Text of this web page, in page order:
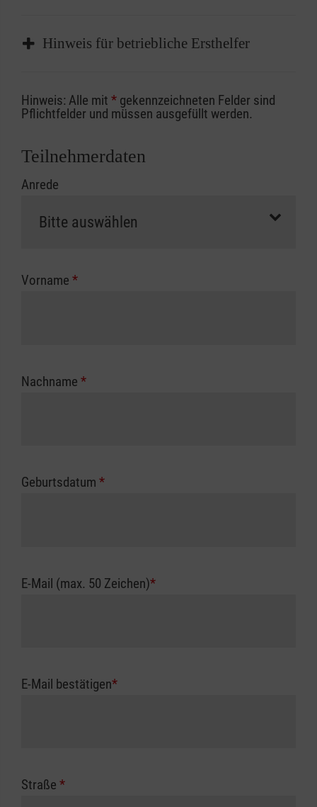
Hinweis für betriebliche Ersthelfer
Sofern Sie ein Kostenübernahmeverfahren
Ihrer Berufsgenossenschaft / Unfallkasse
Abrechnungsunterlagen spätestens zu
erfolgt eine Abrechnung der vollen Kursgebühr
Die notwendigen Formulare für die
zuständigen Berufsgenossenschaft oder
Hinweis: Alle mit * gekennzeichneten Felder sind
Pflichtfelder und müssen ausgefüllt werden.
Teilnehmerdaten
Anrede
Vorname *
Nachname *
Geburtsdatum *
E-Mail (max. 50 Zeichen)*
E-Mail bestätigen*
Straße *